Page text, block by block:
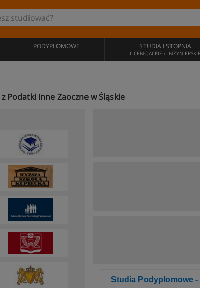
PODYPLOMOWE STUDIA I STOPNIA
LICENCJACKIE / INŻYNIERSKIE
Podatki Inne Zaoczne w Śląskie
Studia Podyplomowe